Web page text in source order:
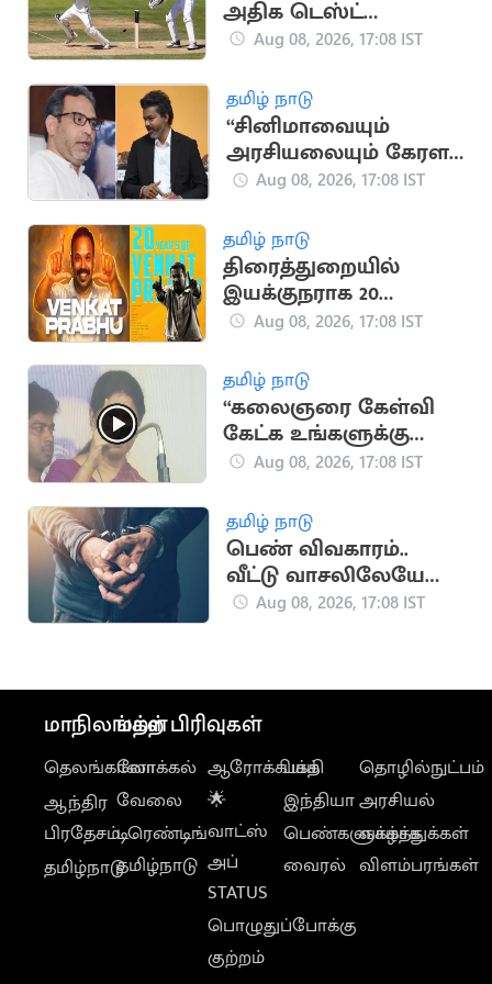
அதிக டெஸ்ட்
விக்கெட்டுகள்
வீரர்கள்
Aug 08, 2026, 17:08 IST
தமிழ் நாடு
“சினிமாவையும்
அரசியலையும் கேரள
மக்கள் பிரித்துப் பார்க்க
Aug 08, 2026, 17:08 IST
தமிழ் நாடு
திரைத்துறையில்
இயக்குநராக 20
ஆண்டுகள் நிறைவு..
நெகிழ்ச்சி பதிவு
Aug 08, 2026, 17:08 IST
தமிழ் நாடு
“கலைஞரை கேள்வி
கேட்க உங்களுக்கு
தகுதியில்லை” -
Aug 08, 2026, 17:08 IST
தமிழ் நாடு
பெண் விவகாரம்..
வீட்டு வாசலிலேயே
ஒருவருக்கு அரிவாள்
Aug 08, 2026, 17:08 IST
மாநிலங்கள்
தெலங்கானா
ஆந்திர
பிரதேசம்
தமிழ்நாடு
மற்ற பிரிவுகள்
லோக்கல்
வேலை
டிரெண்டிங்
தமிழ்நாடு
ஆரோக்கியம்
🌟
வாட்ஸ்
அப்
STATUS
பொழுதுப்போக்கு
குற்றம்
பக்தி
இந்தியா
பெண்களுக்காக
வைரல்
தொழில்நுட்பம்
அரசியல்
வாழ்த்துக்கள்
விளம்பரங்கள்